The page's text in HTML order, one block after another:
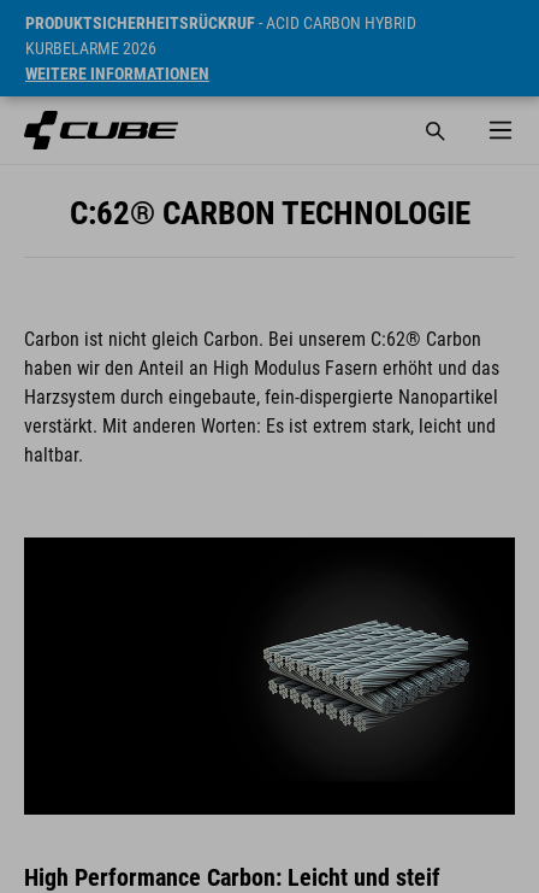
PRODUKTSICHERHEITSRÜCKRUF- ACID CARBON HYBRID
KURBELARME 2026
WEITERE INFORMATIONEN
C:62® CARBON TECHNOLOGIE
Carbon ist nicht gleich Carbon. Bei unserem C:62® Carbon
haben wir den Anteil an High Modulus Fasern erhöht und das
Harzsystem durch eingebaute, fein-dispergierte Nanopartikel
verstärkt. Mit anderen Worten: Es ist extrem stark, leicht und
haltbar.
High Performance Carbon: Leicht und steif